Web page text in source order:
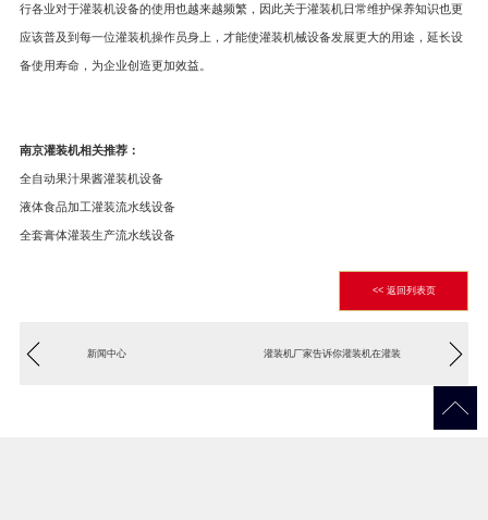
行各业对于灌装机设备的使用也越来越频繁，因此关于灌装机日常维护保养知识也更
应该普及到每一位灌装机操作员身上，才能使灌装机械设备发展更大的用途，延长设
备使用寿命，为企业创造更加效益。
南京灌装机相关推荐：
全自动果汁果酱灌装机设备
液体食品加工灌装流水线设备
全套膏体灌装生产流水线设备
<< 返回列表页
新闻中心 灌装机厂家告诉你灌装机在灌装